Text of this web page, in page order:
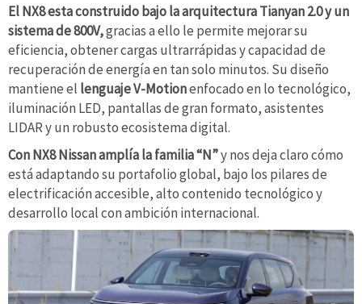
El NX8 esta construido bajo la arquitectura Tianyan 2.0 y un
sistema de 800V,gracias a ello le permite mejorar su
eficiencia, obtener cargas ultrarrápidas y capacidad de
recuperación de energía en tan solo minutos. Su diseño
mantiene el lenguaje V-Motionenfocado en lo tecnológico,
iluminación LED, pantallas de gran formato, asistentes
LIDAR y un robusto ecosistema digital.
Con NX8 Nissan amplía la familia “N”y nos deja claro cómo
está adaptando su portafolio global, bajo los pilares de
electrificación accesible, alto contenido tecnológico y
desarrollo local con ambición internacional.